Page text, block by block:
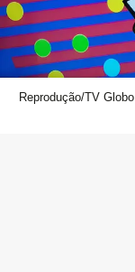
Reprodução/TV Globo